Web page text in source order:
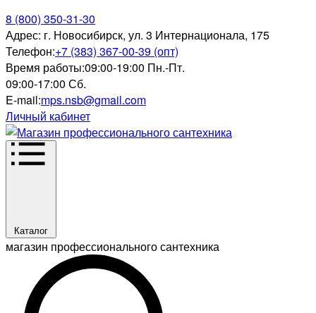
8 (800) 350-31-30
Адрес: г. Новосибирск, ул. 3 Интернационала, 175
Телефон:+7 (383) 367-00-39 (опт)
Время работы:09:00-19:00 Пн.-Пт.
09:00-17:00 Сб.
E-mail:mps.nsb@gmail.com
Личный кабинет
Каталог
магазин профессионального сантехника